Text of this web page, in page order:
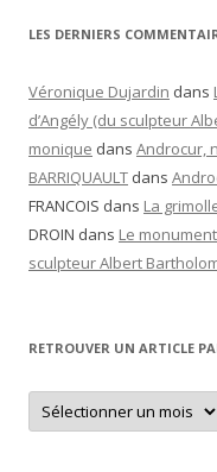
LES DERNIERS
Véronique Dujardin dans
d’Angély (du sculpteur
monique dans Androcur,
BARRIQUAULT dans
FRANCOIS dans La
DROIN dans Le
sculpteur Albert
RETROUVER UN ARTICLE
Retrouver
un
article